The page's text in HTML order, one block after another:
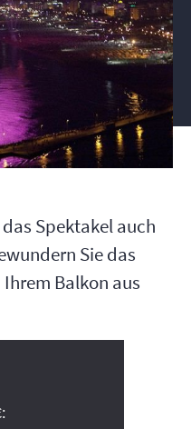
Spektakel auch
Sie das
Balkon aus